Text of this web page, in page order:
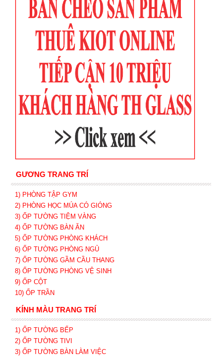
GƯƠNG TRANG TRÍ
1) PHÒNG TẬP GYM
2) PHÒNG HỌC MÚA CÓ GIÓNG
3) ỐP TƯỜNG TIỆM VÀNG
4) ỐP TƯỜNG BÀN ĂN
5) ỐP TƯỜNG PHÒNG KHÁCH
6) ỐP TƯỜNG PHÒNG NGỦ
7) ỐP TƯỜNG GẦM CẦU THANG
8) ỐP TƯỜNG PHÒNG VỆ SINH
9) ỐP CỘT
10) ỐP TRẦN
KÍNH MÀU TRANG TRÍ
1) ỐP TƯỜNG BẾP
2) ỐP TƯỜNG TIVI
3) ỐP TƯỜNG BÀN LÀM VIỆC